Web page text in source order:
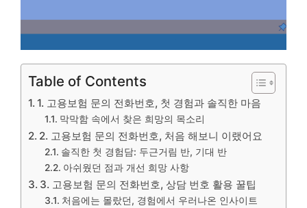
Table of Contents
1. 고용보험 문의 전화번호, 첫 경험과 솔직한 마음
막막함 속에서 찾은 희망의 목소리
2. 고용보험 문의 전화번호, 처음 해보니 이랬어요
솔직한 첫 경험담: 두근거림 반, 기대 반
아쉬웠던 점과 개선 희망 사항
3. 고용보험 문의 전화번호, 상담 번호 활용 꿀팁
처음에는 몰랐던, 경험에서 우러나온 인사이트